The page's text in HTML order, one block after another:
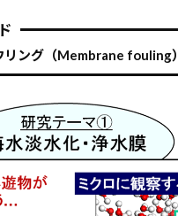
リング（Membrane fouling）